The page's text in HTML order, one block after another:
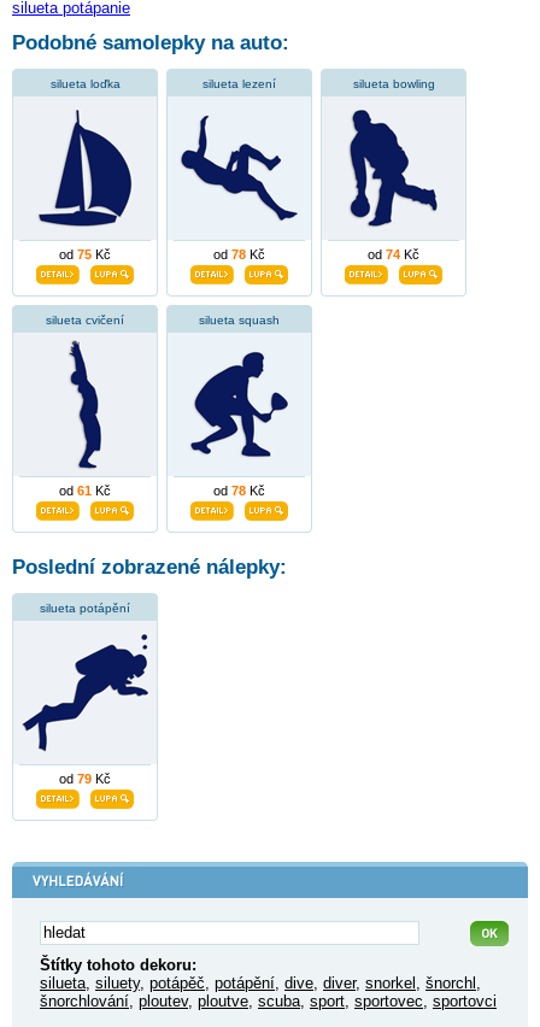
silueta potápanie
Podobné samolepky na auto:
silueta loďka
od 75 Kč
silueta lezení
od 78 Kč
silueta bowling
od 74 Kč
silueta cvičení
od 61 Kč
silueta squash
od 78 Kč
Poslední zobrazené nálepky:
silueta potápění
od 79 Kč
Štítky tohoto dekoru:
silueta, siluety, potápěč, potápění, dive, diver, snorkel , šnorchl ,
šnorchlování, ploutev, ploutve, scuba, sport, sportovec, sportovci